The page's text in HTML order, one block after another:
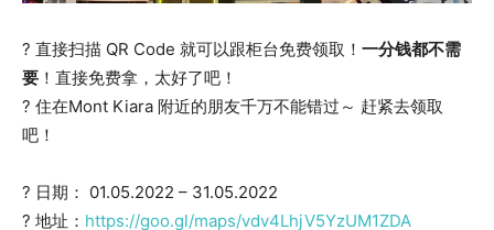
? 直接扫描 QR Code 就可以跟柜台免费领取！ 一分钱都不需
要 ！直接免费拿，太好了吧！
? 住在Mont Kiara 附近的朋友千万不能错过～ 赶紧去领取
吧！
? 日期： 01.05.2022 – 31.05.2022
? 地址： https://goo.gl/maps/vdv4LhjV5YzUM1ZDA